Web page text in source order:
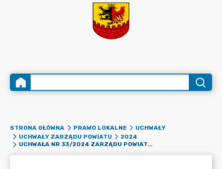
STRONA GŁÓWNA PRAWO LOKALNE
UCHWAŁY
UCHWAŁY ZARZĄDU POWIATU
2024
UCHWAŁA NR 33/2024 ZARZĄDU POWIATU BYDGOSKIEGO Z DNIA 30 LIPCA 2024 R. W SPRAWIE WYRAŻENIA ZGODY NA UTWORZENIE STANOWISKA WICEDYREKTORA W ZESPOLE SZKÓŁ AGRO - EKONOMICZNYCH IM. BRONISŁAWA ZAMOJDZINA W KAROLEWIE.